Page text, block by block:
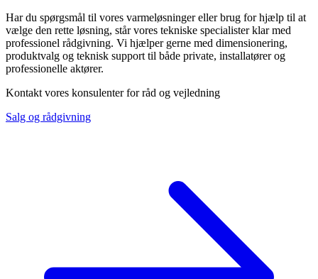
Har du spørgsmål til vores varmeløsninger eller brug for hjælp til at
vælge den rette løsning, står vores tekniske specialister klar med
professionel rådgivning. Vi hjælper gerne med dimensionering,
produktvalg og teknisk support til både private, installatører og
professionelle aktører.
Kontakt vores konsulenter for råd og vejledning
Salg og rådgivning